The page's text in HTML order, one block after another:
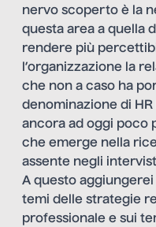
nervo scoperto è la
questa area a quella
rendere più
l’organizzazione la
che non a caso ha
denominazione di
ancora ad oggi poco
che emerge nella
assente negli
A questo
temi delle strategie
professionale e sui